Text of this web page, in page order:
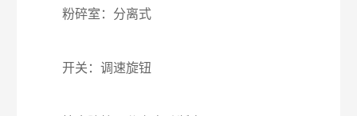
粉碎室：分离式
开关：调速旋钮